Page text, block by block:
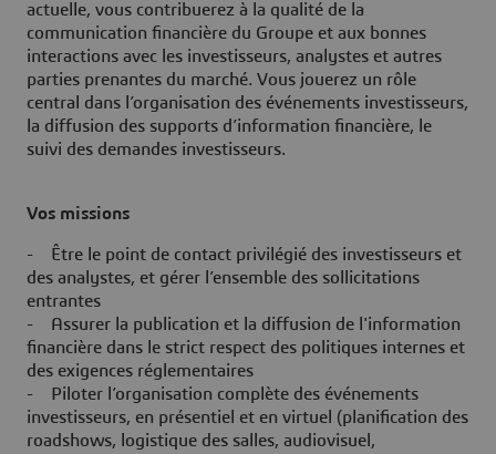
actuelle, vous contribuerez à la qualité de la
communication financière du Groupe et aux bonnes
interactions avec les investisseurs, analystes et autres
parties prenantes du marché. Vous jouerez un rôle
central dans l’organisation des événements investisseurs,
la diffusion des supports d’information financière, le
suivi des demandes investisseurs.
Vos missions
- Être le point de contact privilégié des investisseurs et
des analystes, et gérer l’ensemble des sollicitations
entrantes
- Assurer la publication et la diffusion de l'information
financière dans le strict respect des politiques internes et
des exigences réglementaires
- Piloter l’organisation complète des événements
investisseurs, en présentiel et en virtuel (planification des
roadshows, logistique des salles, audiovisuel,